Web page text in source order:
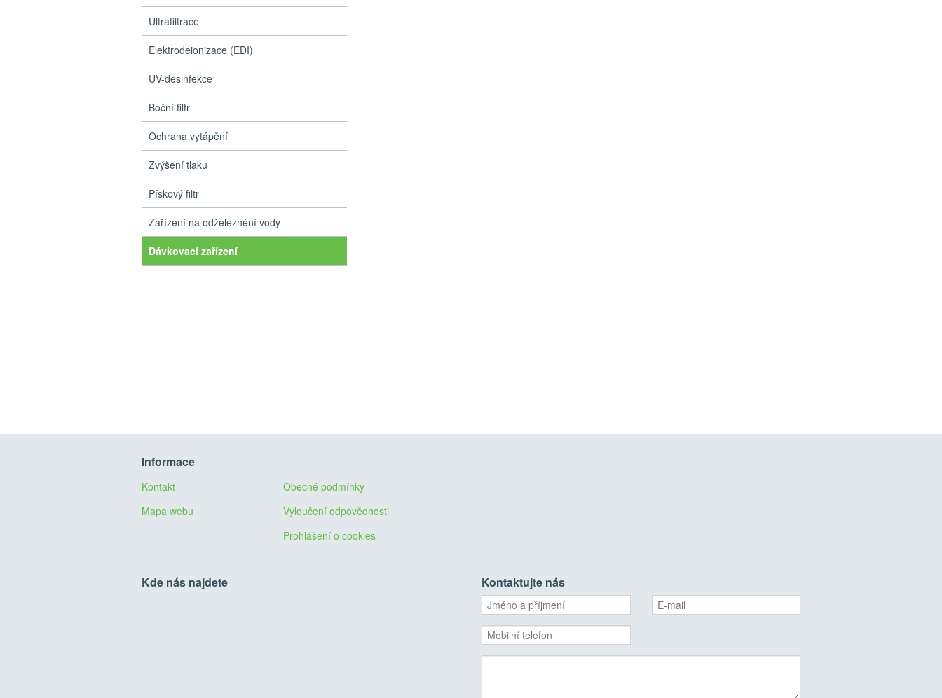
Ultrafiltrace
Elektrodeionizace (EDI)
UV-desinfekce
Boční filtr
Ochrana vytápění
Zvýšení tlaku
Pískový filtr
Zařízení na odželeznění vody
Dávkovací zařízení
Informace
Kontakt
Mapa webu
Obecné podmínky
Vyloučení odpovědnosti
Prohlášení o cookies
Kde nás najdete Kontaktujte nás